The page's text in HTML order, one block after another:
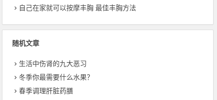
自己在家就可以按摩丰胸 最佳丰胸方法
随机文章
生活中伤肾的九大恶习
冬季你最需要什么水果？
春季调理肝脏药膳